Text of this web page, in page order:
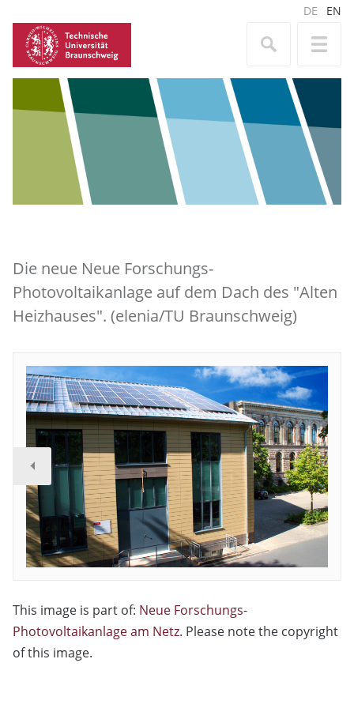
DE EN
Die neue Neue Forschungs-
Photovoltaikanlage auf dem Dach des "Alten
Heizhauses". (elenia/TU Braunschweig)
This image is part of: Neue Forschungs-
Photovoltaikanlage am Netz. Please note the copyright
of this image.